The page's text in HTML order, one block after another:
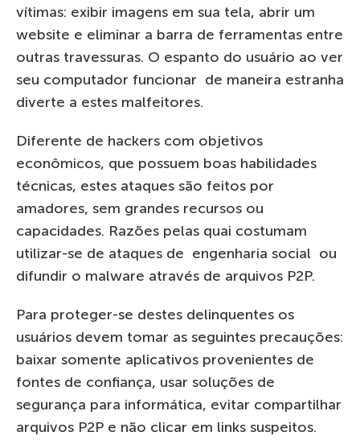
vítimas: exibir imagens em sua tela, abrir um
website e eliminar a barra de ferramentas entre
outras travessuras. O espanto do usuário ao ver
seu computador funcionar de maneira estranha
diverte a estes malfeitores.
Diferente de hackers com objetivos
econômicos, que possuem boas habilidades
técnicas, estes ataques são feitos por
amadores, sem grandes recursos ou
capacidades. Razões pelas quai costumam
utilizar-se de ataques de engenharia social ou
difundir o malware através de arquivos P2P.
Para proteger-se destes delinquentes os
usuários devem tomar as seguintes precauções:
baixar somente aplicativos provenientes de
fontes de confiança, usar soluções de
segurança para informática, evitar compartilhar
arquivos P2P e não clicar em links suspeitos.